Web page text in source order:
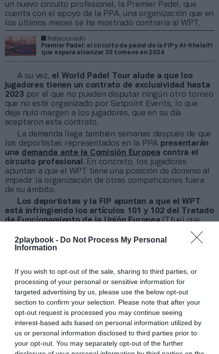
2playbook - Do Not Process My Personal
Information
If you wish to opt-out of the sale, sharing to third parties, or
processing of your personal or sensitive information for
targeted advertising by us, please use the below opt-out
section to confirm your selection. Please note that after your
opt-out request is processed you may continue seeing
interest-based ads based on personal information utilized by
us or personal information disclosed to third parties prior to
your opt-out. You may separately opt-out of the further
un nuevo circuito profesional, la Premier Padel, que
cuenta con el apoyo de la PPA, una organización que en
los últimos meses se ha mostrado contraria al WPT.
Relacionado
Premier Padel: el circuito de pádel de la FIP y Al-Khelaifi
que espera alcanzar 25 torneos en 2024
A su vez, el World Padel Tour alude a que los
jugadores tienen un contrato de exclusividad hasta
2023 por el que no pueden disputar ningún otro torneo
que no esté organizado por Setpoint Events, lo que
deja nulo margen a los jugadores, que en su día
aceptaron este contrato.
La demanda llega también semanas después de que
los deportistas representados en la PPA presentarán
una demanda ante la Comisión Europea contra el
circuito profesional . En concreto, los jugadores
apuntan a que el WPT tiene una posición de dominio al
impedir la organización de otras competiciones fuera
de su ámbito.
Los deportistas y la FIP apuntan a que el WPT
está infringiendo los artículos 101 y 102 del Tratado
de Funcionamiento de la Unión Europea(Tfue) que
alusión Real Madrid, FC Barcelona y la Juventus de
Turín, clubes impulsores de la Superliga, en su
Relacionado
La rebelión de las estrellas del pádel: ligados al WPT
hasta 2023 o sanción de hasta 500.000 euros
Ya en su demanda apuntaban a que el WPT
amenazaba a los jugadores con multas de entre
300.000 euros y 500.000 euros
contrato firmado. Todo ello, en un momento en que la
Premier Padel ha presentado su nuevo circuito, que